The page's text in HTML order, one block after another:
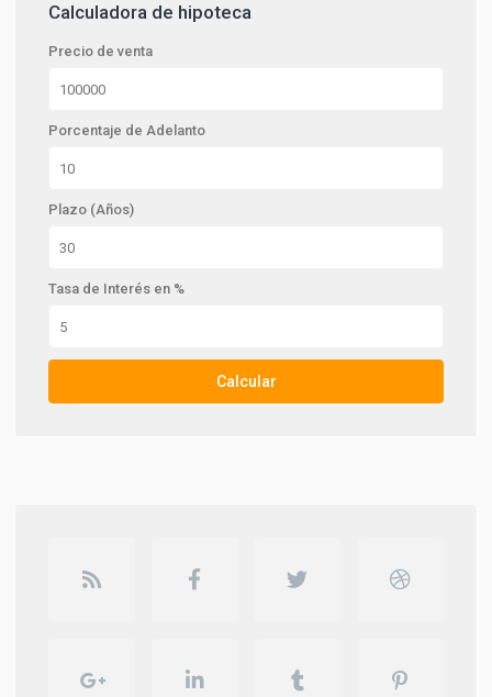
Calculadora de hipoteca
Precio de venta
Porcentaje de Adelanto
Plazo (Años)
Tasa de Interés en %
Calcular